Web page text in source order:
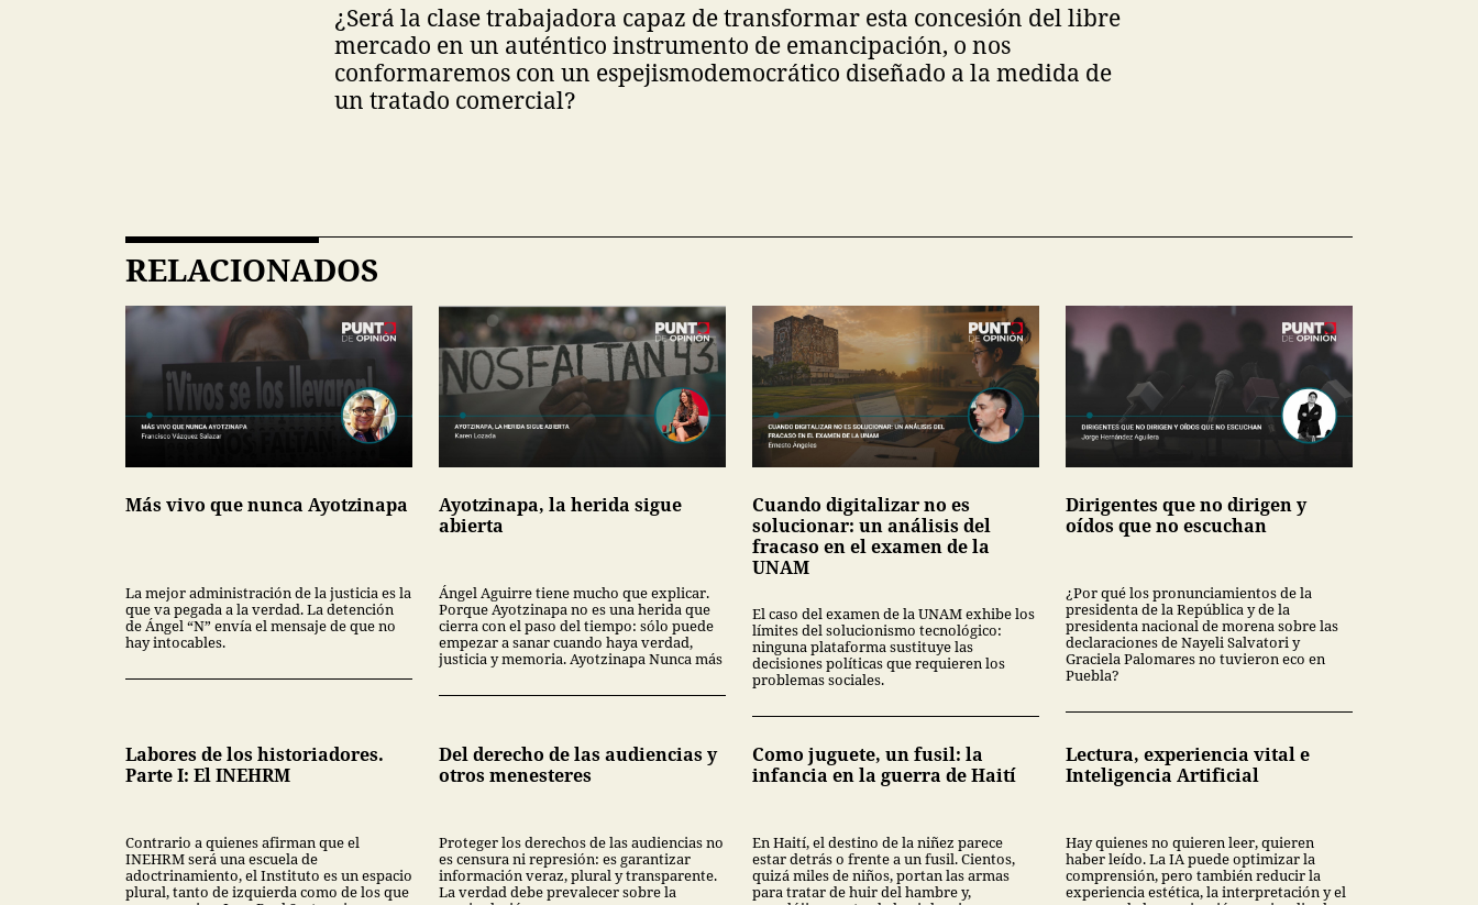
¿Será la clase trabajadora capaz de transformar esta concesión del libre
mercado en un auténtico instrumento de emancipación, o nos
conformaremos con un espejismodemocrático diseñado a la medida de
un tratado comercial?
RELACIONADOS
Más vivo que nunca Ayotzinapa
La mejor administración de la justicia es la
que va pegada a la verdad. La detención
de Ángel “N” envía el mensaje de que no
hay intocables.
Ayotzinapa, la herida sigue
abierta
Ángel Aguirre tiene mucho que explicar.
Porque Ayotzinapa no es una herida que
cierra con el paso del tiempo: sólo puede
empezar a sanar cuando haya verdad,
justicia y memoria. Ayotzinapa Nunca más
Cuando digitalizar no es
solucionar: un análisis del
fracaso en el examen de la
UNAM
El caso del examen de la UNAM exhibe los
límites del solucionismo tecnológico:
ninguna plataforma sustituye las
decisiones políticas que requieren los
problemas sociales.
Dirigentes que no dirigen y
oídos que no escuchan
¿Por qué los pronunciamientos de la
presidenta de la República y de la
presidenta nacional de morena sobre las
declaraciones de Nayeli Salvatori y
Graciela Palomares no tuvieron eco en
Puebla?
Labores de los historiadores.
Parte I: El INEHRM
Contrario a quienes afirman que el
INEHRM será una escuela de
adoctrinamiento, el Instituto es un espacio
plural, tanto de izquierda como de los que
Del derecho de las audiencias y
otros menesteres
Proteger los derechos de las audiencias no
es censura ni represión: es garantizar
información veraz, plural y transparente.
La verdad debe prevalecer sobre la
Como juguete, un fusil: la
infancia en la guerra de Haití
En Haití, el destino de la niñez parece
estar detrás o frente a un fusil. Cientos,
quizá miles de niños, portan las armas
para tratar de huir del hambre y,
Lectura, experiencia vital e
Inteligencia Artificial
Hay quienes no quieren leer, quieren
haber leído. La IA puede optimizar la
comprensión, pero también reducir la
experiencia estética, la interpretación y el